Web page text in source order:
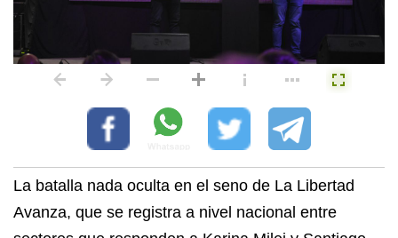
La batalla nada oculta en el seno de La Libertad
Avanza, que se registra a nivel nacional entre